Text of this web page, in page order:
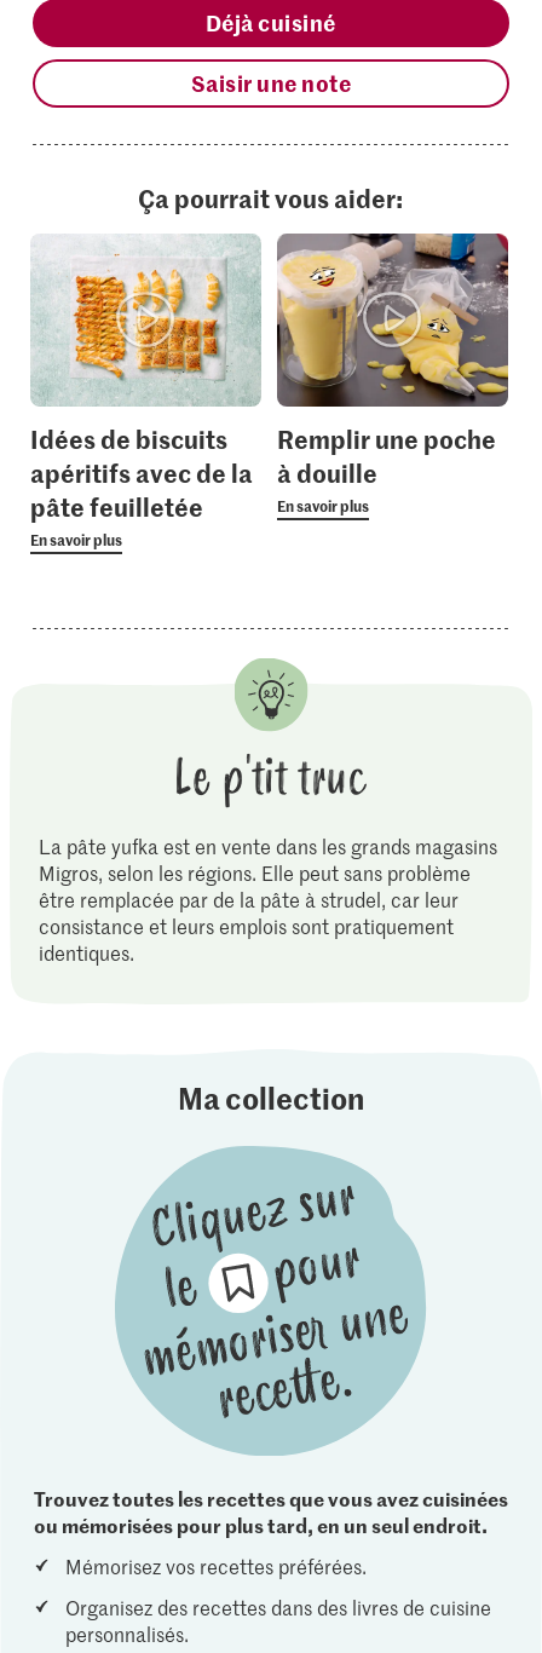
Déjà cuisiné
Saisir une note
Ça pourrait vous aider:
Idées de biscuits
apéritifs avec de la
pâte feuilletée
En savoir plus
Remplir une poche
à douille
En savoir plus
Le p'tit truc
La pâte yufka est en vente dans les grands magasins
Migros, selon les régions. Elle peut sans problème
être remplacée par de la pâte à strudel, car leur
consistance et leurs emplois sont pratiquement
identiques.
Ma collection
Trouvez toutes les recettes que vous avez cuisinées
ou mémorisées pour plus tard, en un seul endroit.
Mémorisez vos recettes préférées.
Organisez des recettes dans des livres de cuisine
personnalisés.